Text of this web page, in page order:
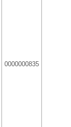
0000000835